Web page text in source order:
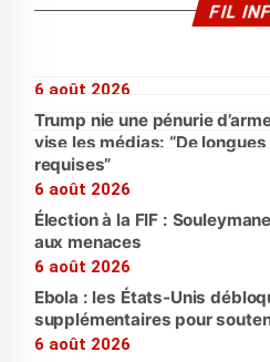
FIL
6 août 2026
Trump nie une pénurie
vise les médias: “De
requises”
6 août 2026
Élection à la FIF :
aux menaces
6 août 2026
Ebola : les États-Unis
supplémentaires pour
6 août 2026